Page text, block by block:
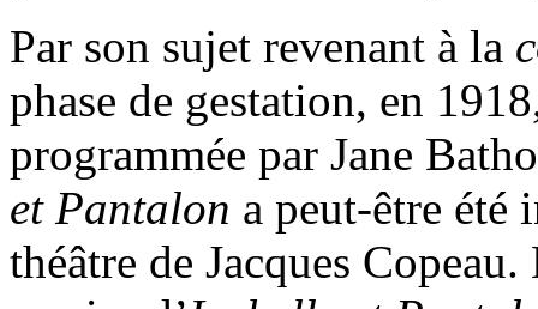
Par son sujet revenant à la
phase de gestation, en
programmée par Jane
et Pantalon a peut-être été
théâtre de Jacques